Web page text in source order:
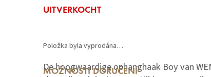
Měrná
UITVERKOCHT
MOŽNOSTI DORUČENÍ
Položka byla vyprodána…
De hoogwaardige ophanghaak Boy van